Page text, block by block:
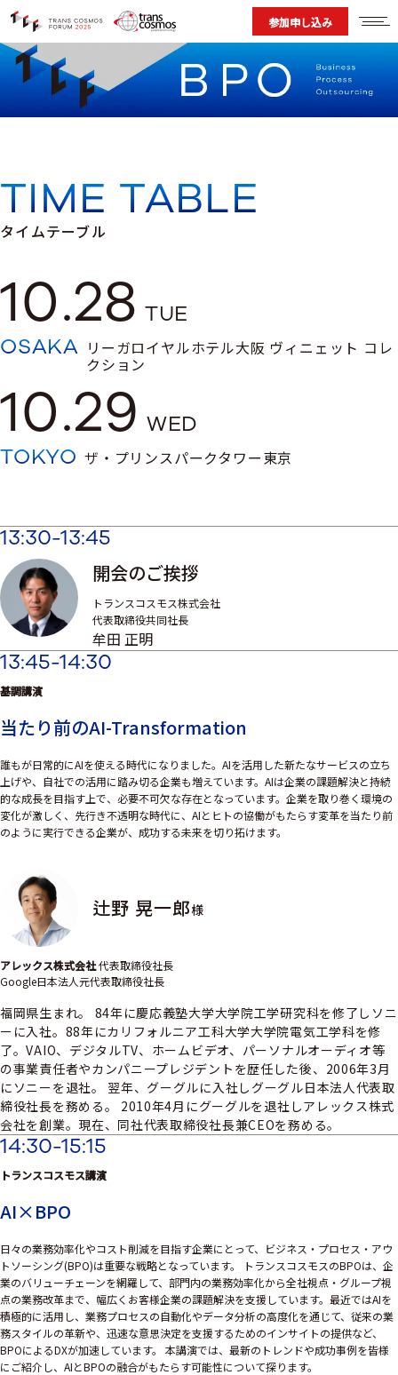
TIME TABLE
タイムテーブル
10.28 TUE
OSAKA リーガロイヤルホテル大阪 ヴィニェット コレ
クション
10.29 WED
TOKYO ザ・プリンスパークタワー東京
13:30-13:45
開会のご挨拶
トランスコスモス株式会社
代表取締役共同社長
牟田 正明
13:45-14:30
基調講演
当たり前のAI-Transformation
誰もが日常的にAIを使える時代になりました。AIを活用した新たなサービスの立ち
上げや、自社での活用に踏み切る企業も増えています。AIは企業の課題解決と持続
的な成長を目指す上で、必要不可欠な存在となっています。企業を取り巻く環境の
変化が激しく、先行き不透明な時代に、AIとヒトの協働がもたらす変革を当たり前
のように実行できる企業が、成功する未来を切り拓けます。
辻野 晃一郎様
アレックス株式会社代表取締役社長
Google日本法人元代表取締役社長
福岡県生まれ。 84年に慶応義塾大学大学院工学研究科を修了しソニ
ーに入社。88年にカリフォルニア工科大学大学院電気工学科を修
了。VAIO、デジタルTV、ホームビデオ、パーソナルオーディオ等
の事業責任者やカンパニープレジデントを歴任した後、2006年3月
にソニーを退社。 翌年、グーグルに入社しグーグル日本法人代表取
締役社長を務める。 2010年4月にグーグルを退社しアレックス株式
会社を創業。現在、同社代表取締役社長兼CEOを務める。
14:30-15:15
トランスコスモス講演
AI×BPO
日々の業務効率化やコスト削減を目指す企業にとって、ビジネス・プロセス・アウ
トソーシング(BPO)は重要な戦略となっています。 トランスコスモスのBPOは、企
業のバリューチェーンを網羅して、部門内の業務効率化から全社視点・グループ視
点の業務改革まで、幅広くお客様企業の課題解決を支援しています。最近ではAIを
積極的に活用し、業務プロセスの自動化やデータ分析の高度化を通じて、従来の業
務スタイルの革新や、迅速な意思決定を支援するためのインサイトの提供など、
BPOによるDXが加速しています。 本講演では、最新のトレンドや成功事例を皆様
にご紹介し、AIとBPOの融合がもたらす可能性について探ります。